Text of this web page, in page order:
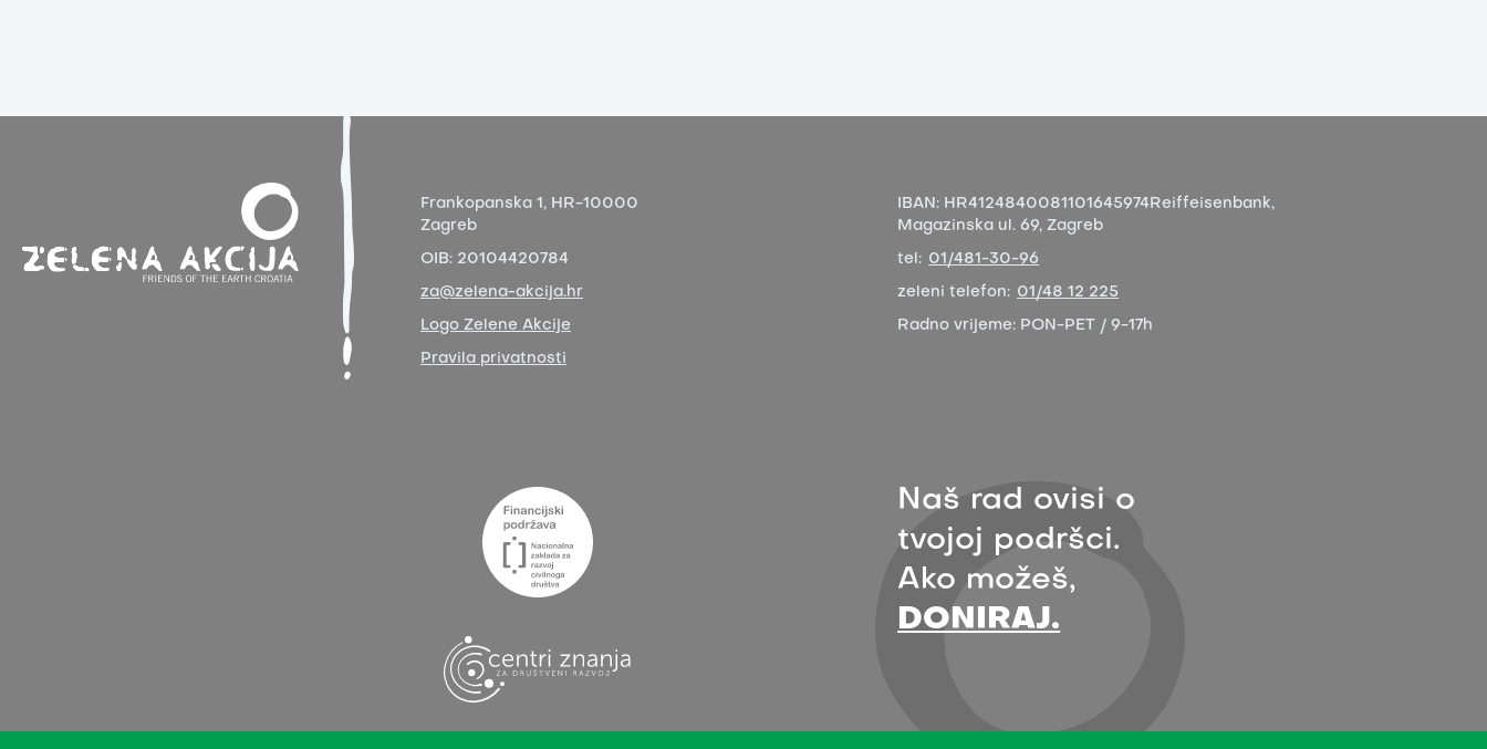
Frankopanska 1, HR-10000
Zagreb
OIB: 20104420784
za@zelena-akcija.hr
Logo Zelene Akcije
Pravila privatnosti
IBAN: HR4124840081101645974 Reiffeisenbank,
Magazinska ul. 69, Zagreb
tel: 01/481-30-96
zeleni telefon: 01/48 12 225
Radno vrijeme: PON-PET / 9-17h
Naš rad ovisi o
tvojoj podršci.
Ako možeš,
DONIRAJ.